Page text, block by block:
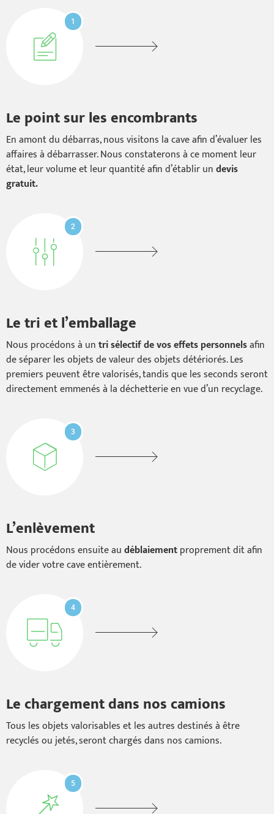
1
Le point sur les encombrants
En amont du débarras, nous visitons la cave afin d’évaluer les
affaires à débarrasser. Nous constaterons à ce moment leur
état, leur volume et leur quantité afin d’établir undevis
gratuit.
2
Le tri et l’emballage
Nous procédons à untri sélectif de vos effets personnelsafin
de séparer les objets de valeur des objets détériorés. Les
premiers peuvent être valorisés, tandis que les seconds seront
directement emmenés à la déchetterie en vue d’un recyclage.
3
L’enlèvement
Nous procédons ensuite audéblaiementproprement dit afin
de vider votre cave entièrement.
4
Le chargement dans nos camions
Tous les objets valorisables et les autres destinés à être
recyclés ou jetés, seront chargés dans nos camions.
5